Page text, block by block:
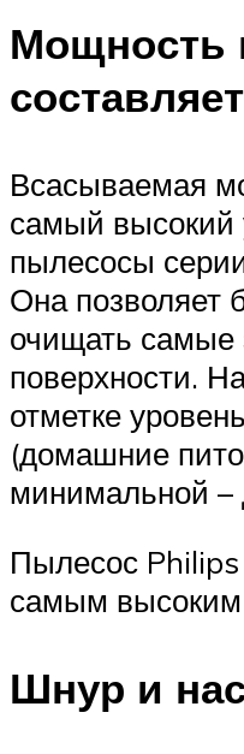
Мощность
Всасываемая
самый высокий
пылесосы
Она позволяет
очищать самые
поверхности.
отметке
(домашние
минимальной –
Пылесос
самым
Шнур и